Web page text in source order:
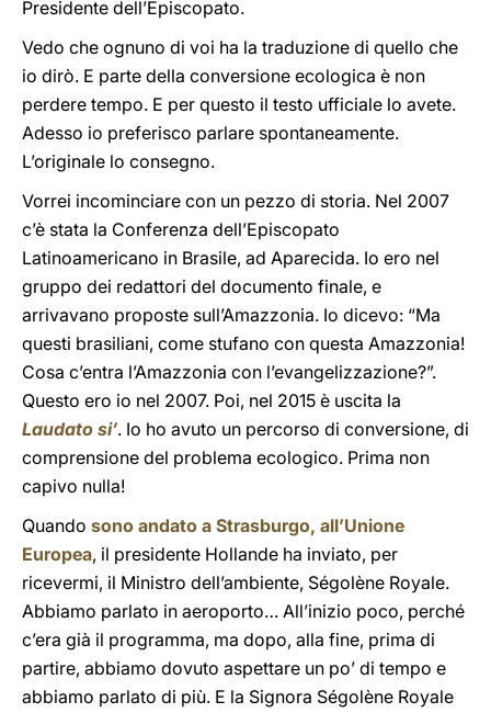
Presidente dell’Episcopato.
Vedo che ognuno di voi ha la traduzione di quello che
io dirò. E parte della conversione ecologica è non
perdere tempo. E per questo il testo ufficiale lo avete.
Adesso io preferisco parlare spontaneamente.
L’originale lo consegno.
Vorrei incominciare con un pezzo di storia. Nel 2007
c’è stata la Conferenza dell’Episcopato
Latinoamericano in Brasile, ad Aparecida. Io ero nel
gruppo dei redattori del documento finale, e
arrivavano proposte sull’Amazzonia. Io dicevo: “Ma
questi brasiliani, come stufano con questa Amazzonia!
Cosa c’entra l’Amazzonia con l’evangelizzazione?”.
Questo ero io nel 2007. Poi, nel 2015 è uscita la
Laudato si’. Io ho avuto un percorso di conversione, di
comprensione del problema ecologico. Prima non
capivo nulla!
Quando sono andato a Strasburgo, all’Unione
Europea, il presidente Hollande ha inviato, per
ricevermi, il Ministro dell’ambiente, Ségolène Royale.
Abbiamo parlato in aeroporto… All’inizio poco, perché
c’era già il programma, ma dopo, alla fine, prima di
partire, abbiamo dovuto aspettare un po’ di tempo e
abbiamo parlato di più. E la Signora Ségolène Royale